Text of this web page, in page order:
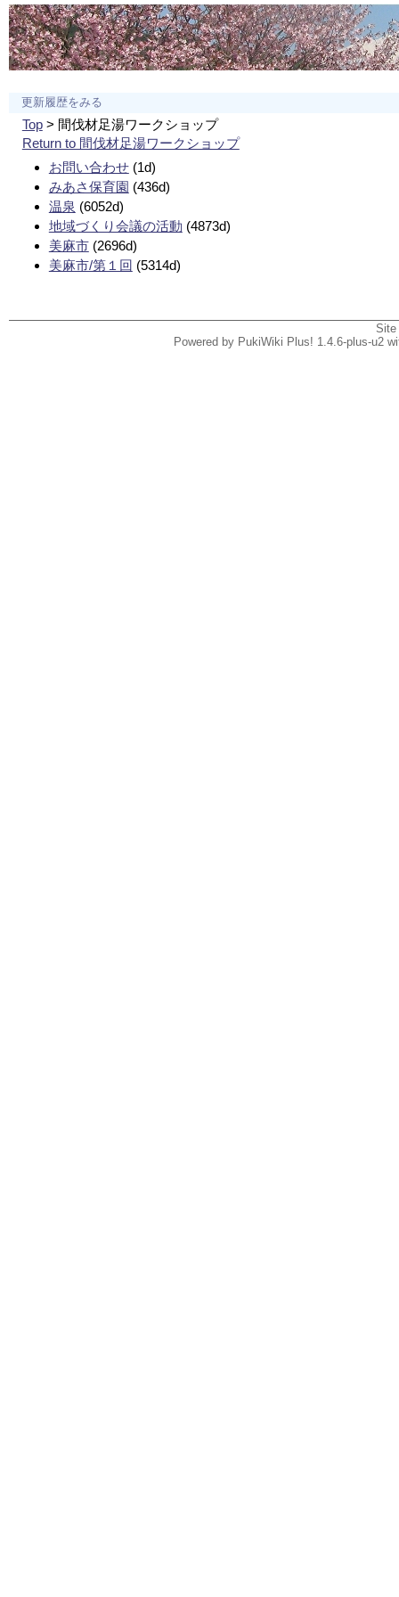
更新履歴をみる
Top> 間伐材足湯ワークショップ
Return to 間伐材足湯ワークショップ
お問い合わせ(1d)
みあさ保育園 (436d)
温泉 (6052d)
地域づくり会議の活動 (4873d)
美麻市(2696d)
美麻市/第１回 (5314d)
Powered by PukiWiki Plus! 1.4.6-plus-u2